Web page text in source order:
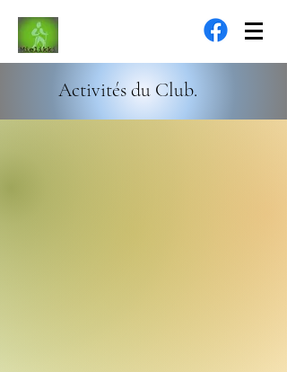
Activités du Club.